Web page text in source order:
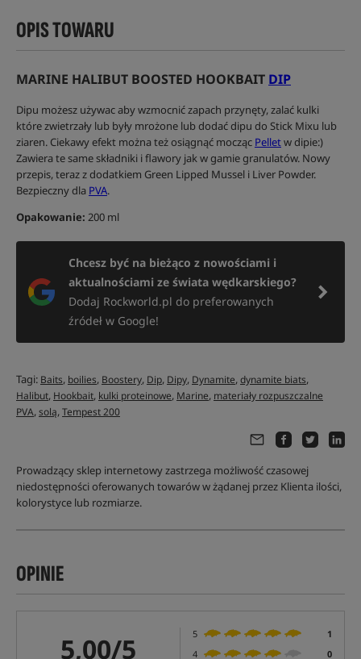
OPIS TOWARU
MARINE HALIBUT BOOSTED HOOKBAIT DIP
Dipu możesz używac aby wzmocnić zapach przynęty, zalać kulki
które zwietrzały lub były mrożone lub dodać dipu do Stick Mixu lub
ziaren. Ciekawy efekt można też osiągnąć mocząc Pelletw dipie:)
Zawiera te same składniki i flawory jak w gamie granulatów. Nowy
przepis, teraz z dodatkiem Green Lipped Mussel i Liver Powder.
Bezpieczny dla PVA.
Opakowanie: 200 ml
Chcesz być na bieżąco z nowościami i
aktualnościami ze świata wędkarskiego?
Dodaj Rockworld.pl do preferowanych
źródeł w Google!
Tagi: Baits, boilies, Boostery, Dip, Dipy, Dynamite,dynamite biats,
Halibut, Hookbait, kulki proteinowe, Marine, materiały rozpuszczalne
PVA,solą,Tempest 200
Prowadzący sklep internetowy zastrzega możliwość czasowej
niedostępności oferowanych towarów w żądanej przez Klienta ilości,
kolorystyce lub rozmiarze.
OPINIE
5,00/5 5
1
4
0